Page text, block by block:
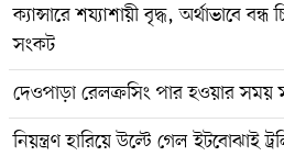
ক্যান্সারে শয্যাশায়ী বৃদ্ধ, অর্থাভাবে
সংকট
দেওপাড়া রেলক্রসিং পার হওয়ার সময়
নিয়ন্ত্রণ হারিয়ে উল্টে গেল